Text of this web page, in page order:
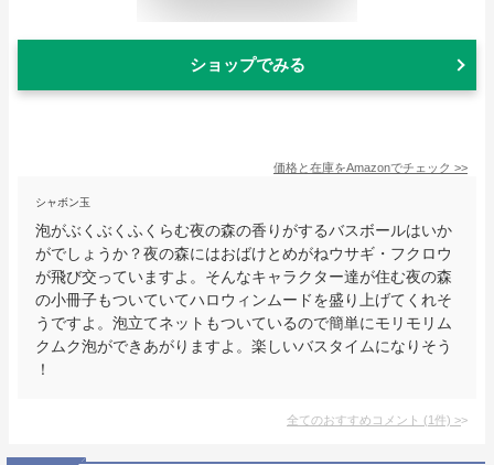
ショップでみる
価格と在庫をAmazonでチェック >>
シャボン玉
泡がぶくぶくふくらむ夜の森の香りがするバスボールはいか
がでしょうか？夜の森にはおばけとめがねウサギ・フクロウ
が飛び交っていますよ。そんなキャラクター達が住む夜の森
の小冊子もついていてハロウィンムードを盛り上げてくれそ
うですよ。泡立てネットもついているので簡単にモリモリム
クムク泡ができあがりますよ。楽しいバスタイムになりそう
！
全てのおすすめコメント (1件) >